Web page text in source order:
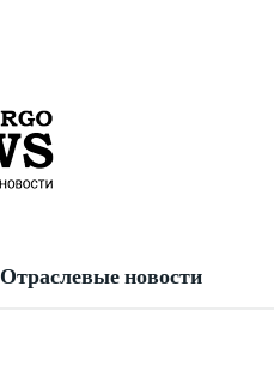
Отраслевые новости